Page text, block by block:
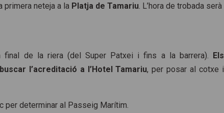
primera neteja a la Platja de Tamariu. L’hora de trobada serà
final de la riera (del Super Patxei i fins a la barrera). Els
l’acreditació a l’Hotel Tamariu, per posar al cotxe i
per determinar al Passeig Marítim.